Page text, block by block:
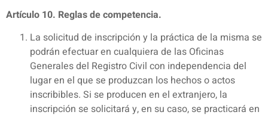
Artículo 10. Reglas de competencia.
La solicitud de inscripción y la práctica de la misma se
podrán efectuar en cualquiera de las Oficinas
Generales del Registro Civil con independencia del
lugar en el que se produzcan los hechos o actos
inscribibles. Si se producen en el extranjero, la
inscripción se solicitará y, en su caso, se practicará en